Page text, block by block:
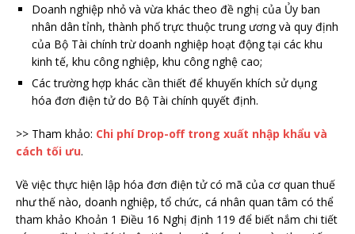
Doanh nghiệp nhỏ và vừa khác theo đề nghị của Ủy ban
nhân dân tỉnh, thành phố trực thuộc trung ương và quy định
của Bộ Tài chính trừ doanh nghiệp hoạt động tại các khu
kinh tế, khu công nghiệp, khu công nghệ cao;
Các trường hợp khác cần thiết để khuyến khích sử dụng
hóa đơn điện tử do Bộ Tài chính quyết định.
>> Tham khảo: Chi phí Drop-off trong xuất nhập khẩu và
cách tối ưu.
Về việc thực hiện lập hóa đơn điện tử có mã của cơ quan thuế
như thế nào, doanh nghiệp, tổ chức, cá nhân quan tâm có thể
tham khảo Khoản 1 Điều 16 Nghị định 119 để biết nắm chi tiết